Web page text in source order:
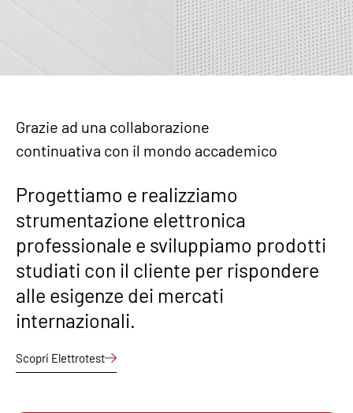
Grazie ad una collaborazione
continuativa con il mondo accademico
Progettiamo e realizziamo
strumentazione elettronica
professionale e sviluppiamo prodotti
studiati con il cliente per rispondere
alle esigenze dei mercati
internazionali.
Scopri Elettrotest